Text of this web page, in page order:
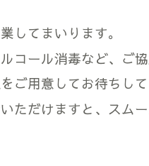
してまいります。
コール消毒など、ご
ご用意してお待ちし
ただけますと、スムー